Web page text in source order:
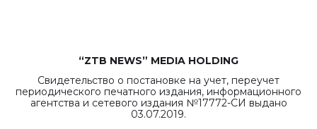
“ZTB NEWS” MEDIA HOLDING
Свидетельство о постановке на учет, переучет
периодического печатного издания, информационного
агентства и сетевого издания №17772-СИ выдано
03.07.2019.